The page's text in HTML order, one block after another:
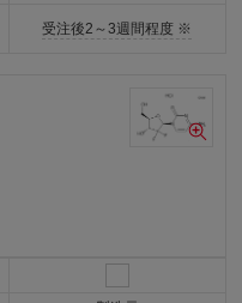
受注後2～3週間程度 ※